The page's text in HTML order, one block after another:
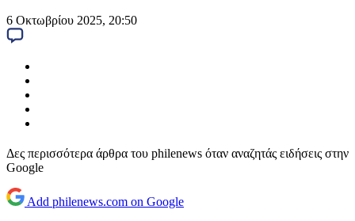
6 Οκτωβρίου 2025, 20:50
Δες περισσότερα άρθρα του philenews όταν αναζητάς ειδήσεις στην
Google
Add philenews.com on Google